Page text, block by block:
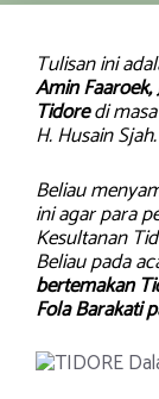
Tulisan ini
Amin
Tidoredi
H. Husain Sjah.
Beliau
ini agar para
Kesultanan
Beliau pada
bertemakan
Fola Barakati